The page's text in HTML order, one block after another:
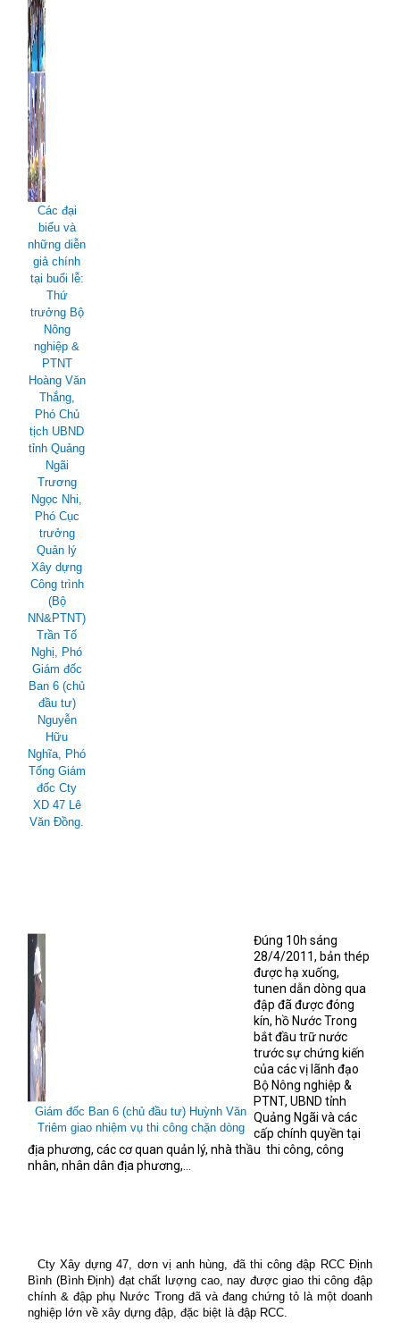
Các đại
biểu và
những diễn
giả chính
tại buổi lễ:
Thứ
trưởng Bộ
Nông
nghiệp &
PTNT
Hoàng Văn
Thắng,
Phó Chủ
tịch UBND
tỉnh Quảng
Ngãi
Trương
Ngọc Nhi,
Phó Cục
trưởng
Quản lý
Xây dựng
Công trình
(Bộ
NN&PTNT)
Trần Tố
Nghị, Phó
Giám đốc
Ban 6 (chủ
đầu tư)
Nguyễn
Hữu
Nghĩa, Phó
Tổng Giám
đốc Cty
XD 47 Lê
Văn Đồng.
Giám đốc Ban 6 (chủ đầu tư) Huỳnh Văn
Triêm giao nhiệm vụ thi công chặn dòng
Đúng 10h sáng
28/4/2011, bản thép
được hạ xuống,
tunen dẫn dòng qua
đập đã được đóng
kín, hồ Nước Trong
bắt đầu trữ nước
trước sự chứng kiến
của các vị lãnh đạo
Bộ Nông nghiệp &
PTNT, UBND tỉnh
Quảng Ngãi và các
cấp chính quyền tại
địa phương, các cơ quan quản lý, nhà thầu thi công, công
nhân, nhân dân địa phương,...
Cty Xây dựng 47, dơn vị anh hùng, đã thi công đập RCC Định
Bình (Bình Định) đạt chất lượng cao, nay được giao thi công đập
chính & đập phụ Nước Trong đã và đang chứng tỏ là một doanh
nghiệp lớn về xây dựng đập, đặc biệt là đập RCC.